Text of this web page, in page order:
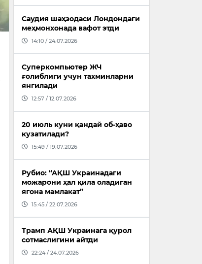
Саудия шаҳзодаси Лондондаги
меҳмонхонада вафот этди
14:10 / 24.07.2026
Суперкомпьютер ЖЧ
ғолиблиги учун тахминларни
янгилади
12:57 / 12.07.2026
20 июль куни қандай об-ҳаво
кузатилади?
15:49 / 19.07.2026
Рубио: “АҚШ Украинадаги
можарони ҳал қила оладиган
ягона мамлакат”
15:45 / 22.07.2026
Трамп АҚШ Украинага қурол
сотмаслигини айтди
22:24 / 24.07.2026